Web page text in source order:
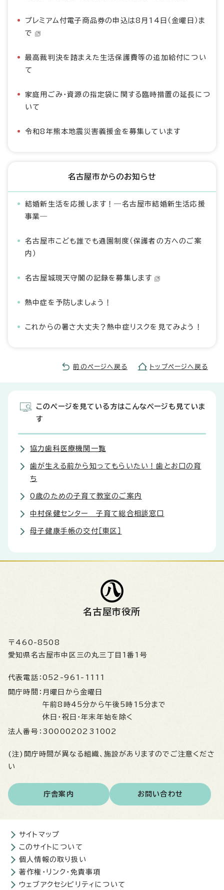
プレミアム付電子商品券の申込は8月14日（金曜日）ま
で
最高裁判決を踏まえた生活保護費等の追加給付につい
て
家庭用ごみ・資源の指定袋に関する臨時措置の延長につ
いて
令和8年熊本地震災害義援金を募集しています
名古屋市からのお知らせ
結婚新生活を応援します！―名古屋市結婚新生活応援
事業―
名古屋市こども誰でも通園制度（保護者の方へのご案
内）
名古屋城現天守閣の記録を募集します
熱中症を予防しましょう！
これからの暑さ大丈夫？熱中症リスクを見てみよう！
前のページへ戻る トップページへ戻る
このページを見ている方はこんなページも見ていま
す
協力歯科医療機関一覧
歯が生える前から知ってもらいたい！歯とお口の育
ち
0歳のための子育て教室のご案内
中村保健センター 子育て総合相談窓口
母子健康手帳の交付［東区］
名古屋市役所
〒460-8508
愛知県名古屋市中区三の丸三丁目1番1号
代表電話： 052-961-1111
開庁時間： 月曜日から金曜日
午前8時45分から午後5時15分まで
休日・祝日・年末年始を除く
法人番号： 3000020231002
(注)開庁時間が異なる組織、施設がありますのでご注意くださ
い
庁舎案内 お問い合わせ
サイトマップ
このサイトについて
個人情報の取り扱い
著作権・リンク・免責事項
ウェブアクセシビリティについて